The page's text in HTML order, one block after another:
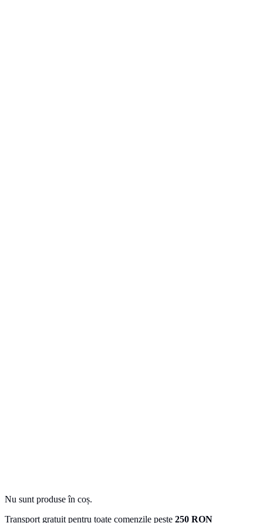
Nu sunt produse în coș.
Transport gratuit pentru toate comenzile peste 250 RON